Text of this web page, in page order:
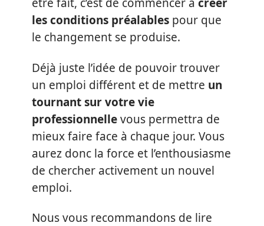
les conditions préalables pour que
le changement se produise.
Déjà juste l’idée de pouvoir trouver
un emploi différent et de mettre un
tournant sur votre vie
professionnellevous permettra de
mieux faire face à chaque jour. Vous
aurez donc la force et l’enthousiasme
de chercher activement un nouvel
emploi.
Nous vous recommandons de lire